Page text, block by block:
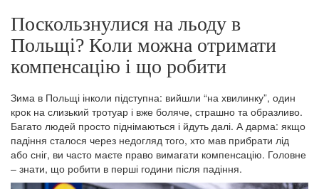
Поскользнулися на льоду в
Польщі? Коли можна отримати
компенсацію і що робити
Зима в Польщі інколи підступна: вийшли “на хвилинку”, один
крок на слизький тротуар і вже боляче, страшно та образливо.
Багато людей просто піднімаються і йдуть далі. А дарма: якщо
падіння сталося через недогляд того, хто мав прибрати лід
або сніг, ви часто маєте право вимагати компенсацію. Головне
– знати, що робити в перші години після падіння.